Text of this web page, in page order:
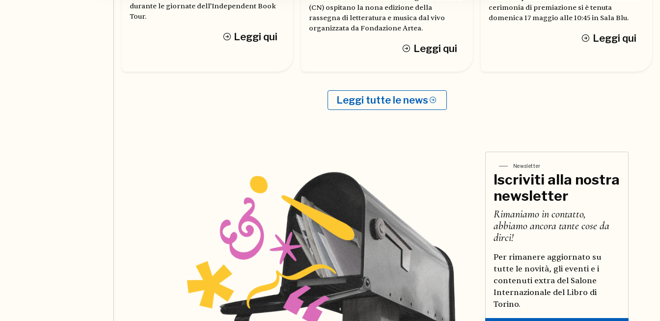
durante le giornate dell’Independent Book
Tour.
Leggi qui
(CN) ospitano la nona edizione della
rassegna di letteratura e musica dal vivo
organizzata da Fondazione Artea.
Leggi qui
cerimonia di premiazione si è tenuta
domenica 17 maggio alle 10:45 in Sala Blu.
Leggi qui
Leggi tutte le news
Newsletter
Iscriviti alla nostra
newsletter
Rimaniamo in contatto,
abbiamo ancora tante cose da
dirci!
Per rimanere aggiornato su
tutte le novità, gli eventi e i
contenuti extra del Salone
Internazionale del Libro di
Torino.